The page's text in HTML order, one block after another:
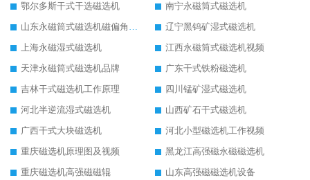
鄂尔多斯干式干选磁选机
南宁永磁筒式磁选机
山东永磁筒式磁选机磁偏角怎么调整
辽宁黑钨矿湿式磁选机
上海永磁湿式磁选机
江西永磁筒式磁选机视频
天津永磁筒式磁选机品牌
广东干式铁粉磁选机
吉林干式磁选机工作原理
四川锰矿湿式磁选机
河北半逆流湿式磁选机
山西矿石干式磁选机
广西干式大块磁选机
河北小型磁选机工作视频
重庆磁选机原理图及视频
黑龙江高强磁永磁磁选机
重庆磁选机高强磁磁辊
山东高强磁磁选机设备